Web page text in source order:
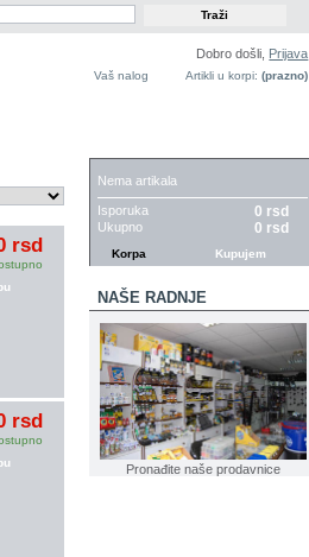
Dobro došli, Prijava
Artikli u korpi: (prazno)
Vaš nalog
rsd
rsd
Nema artikala
Isporuka 0 rsd
Ukupno 0 rsd
Korpa Kupujem
NAŠE RADNJE
Pronađite naše prodavnice